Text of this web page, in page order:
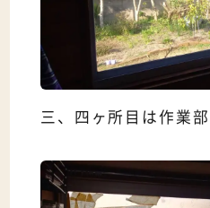
三、四ヶ所目は作業部